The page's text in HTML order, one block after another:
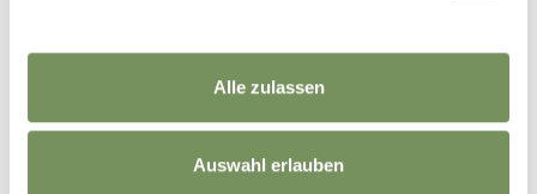
Alle zulassen
Auswahl erlauben